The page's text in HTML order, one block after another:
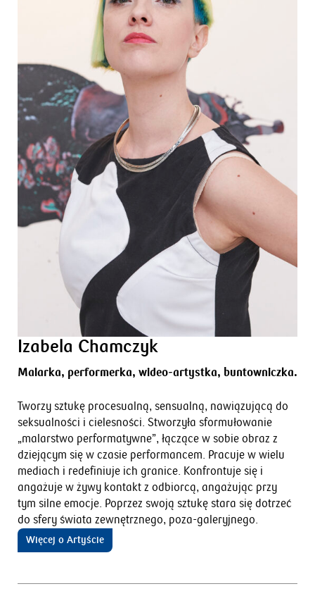
Izabela Chamczyk
Malarka, performerka, wideo-artystka, buntowniczka.
Tworzy sztukę procesualną, sensualną, nawiązującą do
seksualności i cielesności. Stworzyła sformułowanie
„malarstwo performatywne”, łączące w sobie obraz z
dziejącym się w czasie performancem. Pracuje w wielu
mediach i redefiniuje ich granice. Konfrontuje się i
angażuje w żywy kontakt z odbiorcą, angażując przy
tym silne emocje. Poprzez swoją sztukę stara się dotrzeć
do sfery świata zewnętrznego, poza-galeryjnego.
Więcej o Artyście